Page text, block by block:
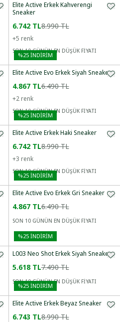
Elite Active Erkek Kahverengi
Sneaker
6.742 TL8.990 TL
+5 renk
SON 10 GÜNÜN EN DÜŞÜK FİYATI
%25İNDİRİM
Elite Active Evo Erkek Siyah Sneaker
4.867 TL6.490 TL
+2 renk
SON 10 GÜNÜN EN DÜŞÜK FİYATI
%25İNDİRİM
Elite Active Erkek Haki Sneaker
6.742 TL8.990 TL
+3 renk
SON 10 GÜNÜN EN DÜŞÜK FİYATI
%25İNDİRİM
Elite Active Evo Erkek Gri Sneaker
4.867 TL6.490 TL
SON 10 GÜNÜN EN DÜŞÜK FİYATI
%25İNDİRİM
L003 Neo Shot Erkek Siyah Sneaker
5.618 TL7.490 TL
SON 10 GÜNÜN EN DÜŞÜK FİYATI
%25İNDİRİM
Elite Active Erkek Beyaz Sneaker
6.743 TL8.990 TL